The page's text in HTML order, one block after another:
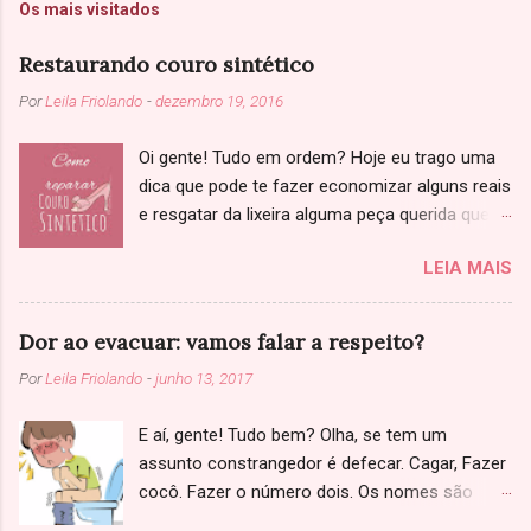
Os mais visitados
Restaurando couro sintético
PorLeila Friolando -dezembro 19, 2016
Oi gente! Tudo em ordem? Hoje eu trago uma
dica que pode te fazer economizar alguns reais
e resgatar da lixeira alguma peça querida que
aquela jaqueta, sapato ou bolsa de couro que
começou a descascar? Primeiramente, só
tratava de couro sintético, né? Se não tenho
uma triste notícia: você caiu numa cilada (Bino).
marcas de dobras, mas não descasca. E
também é bem mais simples de consertar,
basta hidratar o material com hidratante ou
LEIA MAIS
Dor ao evacuar: vamos falar a respeito?
PorLeila Friolando -junho 13, 2017
E aí, gente! Tudo bem? Olha, se tem um
assunto constrangedor é defecar. Cagar, Fazer
cocô. Fazer o número dois. Os nomes são